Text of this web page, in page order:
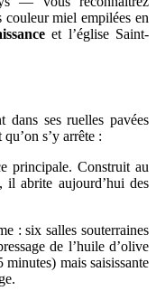
couleur miel empilées en
et l’église Saint-
ses ruelles pavées
s’y arrête :
principale. Construit au
il abrite aujourd’hui des
: six salles souterraines
de l’huile d’olive
mais saisissante